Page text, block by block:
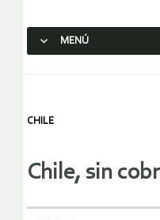
MENÚ
CHILE
Chile, sin